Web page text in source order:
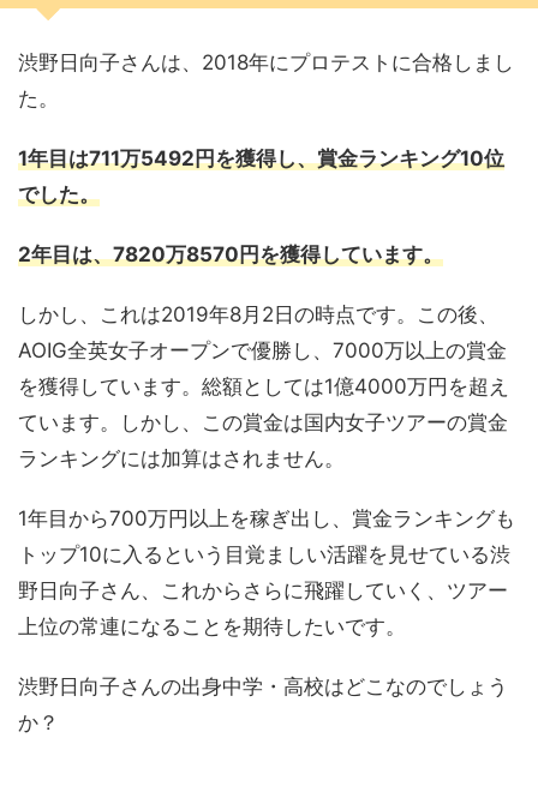
渋野日向子さんは、2018年にプロテストに合格しまし
た。
1年目は711万5492円を獲得し、賞金ランキング10位
でした。
2年目は、7820万8570円を獲得しています。
しかし、これは2019年8月2日の時点です。この後、
AOIG全英女子オープンで優勝し、7000万以上の賞金
を獲得しています。総額としては1億4000万円を超え
ています。しかし、この賞金は国内女子ツアーの賞金
ランキングには加算はされません。
1年目から700万円以上を稼ぎ出し、賞金ランキングも
トップ10に入るという目覚ましい活躍を見せている渋
野日向子さん、これからさらに飛躍していく、ツアー
上位の常連になることを期待したいです。
渋野日向子さんの出身中学・高校はどこなのでしょう
か？